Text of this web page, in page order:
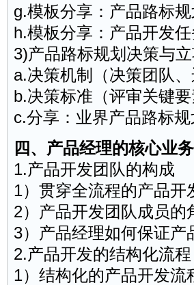
g.模板分享：产品路标
h.模板分享：产品开发
3)产品路标规划决策与
a.决策机制（决策团队
b.决策标准（评审关键要
c.分享：业界产品路标
四、产品经理的核心业
1.产品开发团队的构成
1）贯穿全流程的产品开
2）产品开发团队成员的
3）产品经理如何保证产
2.产品开发的结构化流程
1）结构化的产品开发流